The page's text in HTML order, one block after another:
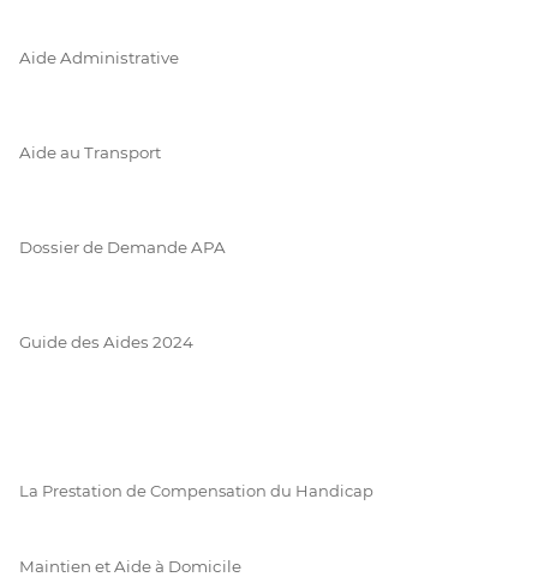
Aide Administrative
Aide au Transport
Dossier de Demande APA
Guide des Aides 2024
La Prestation de Compensation du Handicap
Maintien et Aide à Domicile